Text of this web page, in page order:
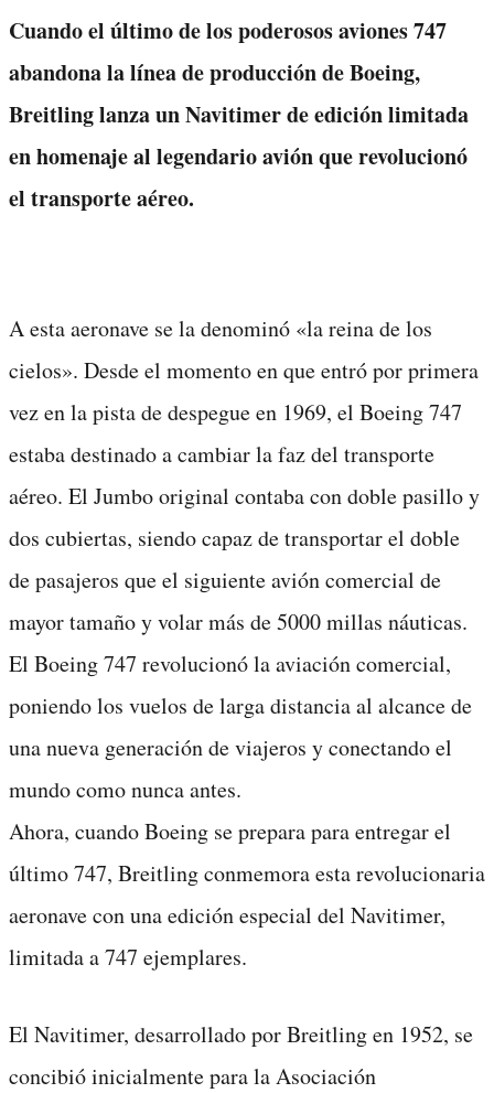
Cuando el último de los poderosos aviones 747
abandona la línea de producción de Boeing,
Breitling lanza un Navitimer de edición limitada
en homenaje al legendario avión que revolucionó
el transporte aéreo.
A esta aeronave se la denominó «la reina de los
cielos». Desde el momento en que entró por primera
vez en la pista de despegue en 1969, el Boeing 747
estaba destinado a cambiar la faz del transporte
aéreo. El Jumbo original contaba con doble pasillo y
dos cubiertas, siendo capaz de transportar el doble
de pasajeros que el siguiente avión comercial de
mayor tamaño y volar más de 5000 millas náuticas.
El Boeing 747 revolucionó la aviación comercial,
poniendo los vuelos de larga distancia al alcance de
una nueva generación de viajeros y conectando el
mundo como nunca antes.
Ahora, cuando Boeing se prepara para entregar el
último 747, Breitling conmemora esta revolucionaria
aeronave con una edición especial del Navitimer,
limitada a 747 ejemplares.
El Navitimer, desarrollado por Breitling en 1952, se
concibió inicialmente para la Asociación